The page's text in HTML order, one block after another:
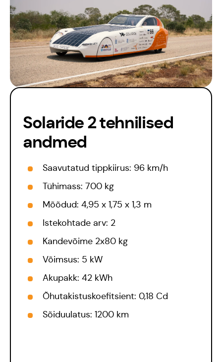
Meisse usuvad
Solaride 2 tehnilised
andmed
Saavutatud tippkiirus: 96 km/h
Tühimass: 700 kg
Mõõdud: 4,95 x 1,75 x 1,3 m
Istekohtade arv: 2
Kandevõime 2x80 kg
Võimsus: 5 kW
Akupakk: 42 kWh
Õhutakistuskoefitsient: 0,18 Cd
Sõiduulatus: 1200 km